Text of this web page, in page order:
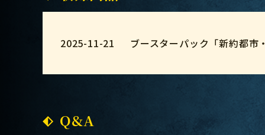
2025-11-21 ブースターパック「新約都市
Q&A